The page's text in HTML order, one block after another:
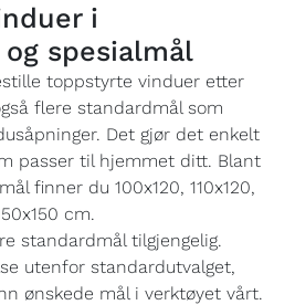
i
spesialmål
toppstyrte vinduer etter
flere standardmål som
Det gjør det enkelt
passer til hjemmet ditt. Blant
finner du 100x120, 110x120,
cm.
standardmål tilgjengelig.
utenfor standardutvalget,
ønskede mål i verktøyet vårt.